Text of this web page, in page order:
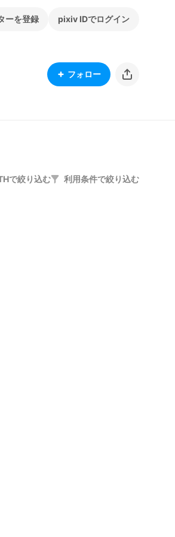
ーを登録 pixiv IDでログイン
フォロー
で絞り込む 利用条件で絞り込む